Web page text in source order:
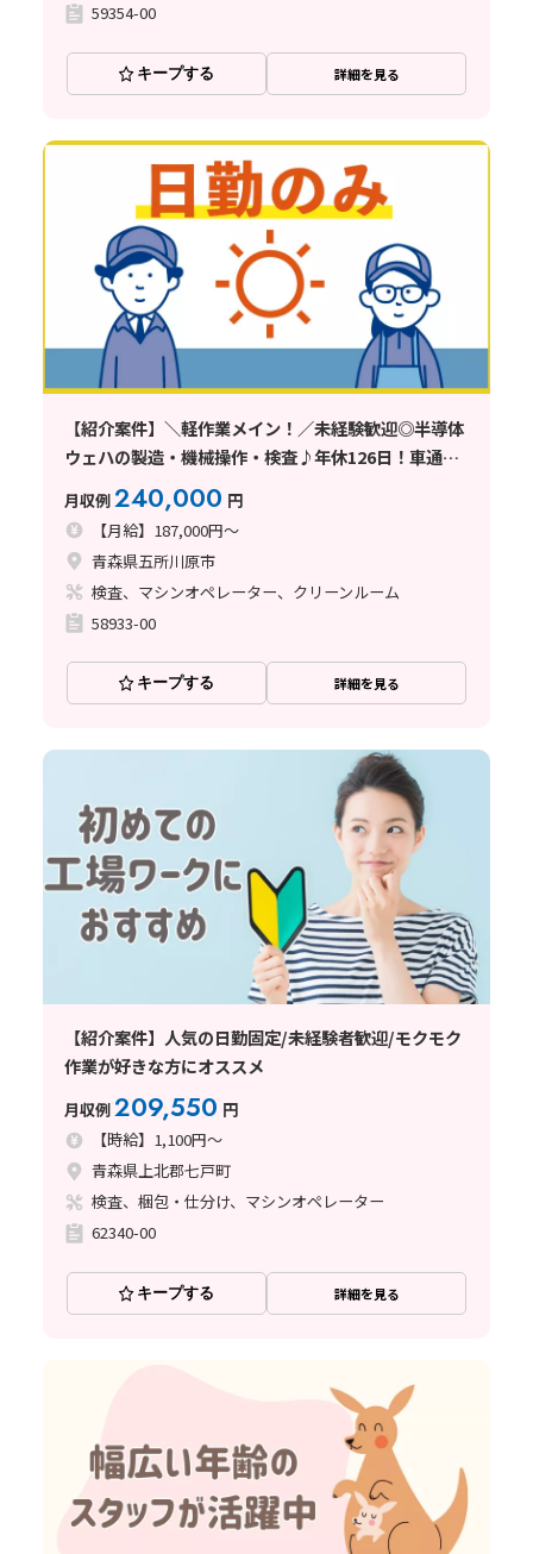
59354-00
キープする 詳細を見る
【紹介案件】＼軽作業メイン！／未経験歓迎◎半導体
ウェハの製造・機械操作・検査♪年休126日！車通勤
月収例240,000 円
【月給】187,000円～
青森県五所川原市
検査、マシンオペレーター、クリーンルーム
58933-00
キープする 詳細を見る
【紹介案件】人気の日勤固定/未経験者歓迎/モクモク
作業が好きな方にオススメ
月収例209,550 円
【時給】1,100円～
青森県上北郡七戸町
検査、梱包・仕分け、マシンオペレーター
62340-00
キープする 詳細を見る